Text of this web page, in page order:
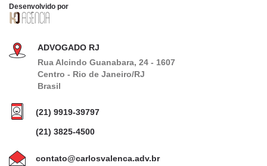
Desenvolvido por
ADVOGADO RJ
Rua Alcindo Guanabara, 24 - 1607
Centro - Rio de Janeiro/RJ
Brasil
(21) 9919-39797
(21) 3825-4500
contato@carlosvalenca.adv.br